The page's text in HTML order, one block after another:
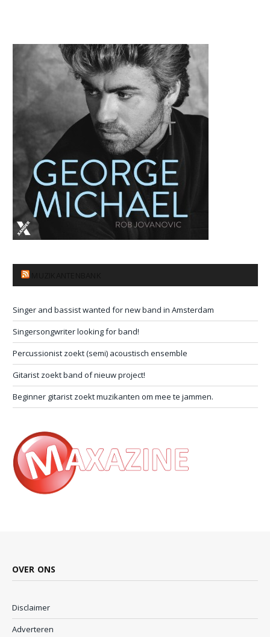
Singer and bassist wanted for new band in Amsterdam
Singersongwriter looking for band!
Percussionist zoekt (semi) acoustisch ensemble
Gitarist zoekt band of nieuw project!
Beginner gitarist zoekt muzikanten om mee te jammen.
OVER ONS
Disclaimer
Adverteren